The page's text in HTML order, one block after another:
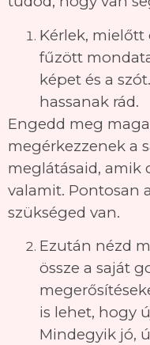
Kérlek, mielőtt
fűzött
képet és a
hassanak rád.
Engedd meg
megérkezzenek a
meglátásaid, amik
valamit. Pontosan
szükséged van.
Ezután nézd
össze a saját
is lehet, hogy
Mindegyik jó,